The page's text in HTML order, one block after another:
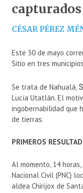
capturados
CÉSAR PÉREZ
Este 30 de mayo
Sitio en tres
Se trata de Nahualá,
Lucía Utatlán. El
ingobernabilidad que
de tierras.
PRIMEROS
Al momento, 14
Nacional Civil (PNC)
aldea Chirijox de